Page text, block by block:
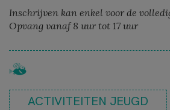
Inschrijven kan enkel voor de
Opvang vanaf 8 uur tot 17 uur
ACTIVITEITEN JEUGD